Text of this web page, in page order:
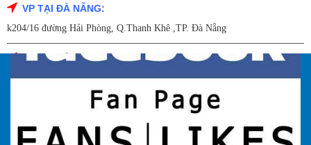
VP TẠI ĐÀ NẴNG:
k204/16 đường Hải Phòng, Q.Thanh Khê ,TP. Đà Nẵng
VP TẠI HẢI DƯƠNG:
Số 9/14 – P.Tứ Thông – TP Hải Dương
VP TẠI HẢI PHÒNG:
227 Đường Hải Triều , P. Quán Toan , Q. Hồng Bàng , Tp Hải Phòng